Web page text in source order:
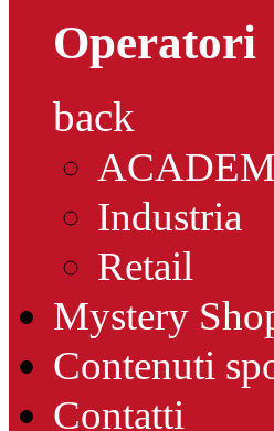
Operatori
back
Industria
Retail
Mystery
Contenuti
Contatti